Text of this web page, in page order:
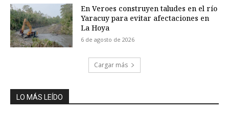
En Veroes construyen taludes en el río
Yaracuy para evitar afectaciones en
La Hoya
6 de agosto de 2026
Cargar más
LO MÁS LEÍDO